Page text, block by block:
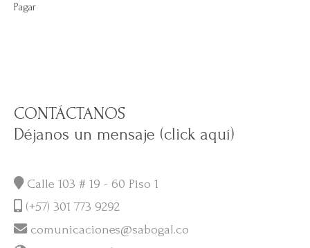
Pagar
CONTÁCTANOS
Déjanos un mensaje (click aquí)
Calle 103 # 19 - 60 Piso 1
(+57) 301 773 9292
comunicaciones@sabogal.co